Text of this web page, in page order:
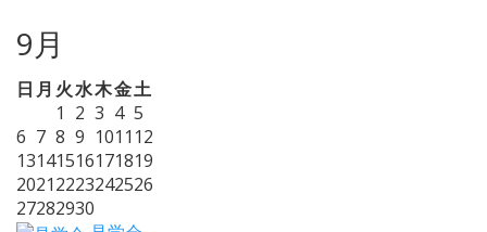
9月
日 月 火水木金土
1 2 3 4 5
6 7 8 9 1011 12
13141516171819
20212223242526
27282930